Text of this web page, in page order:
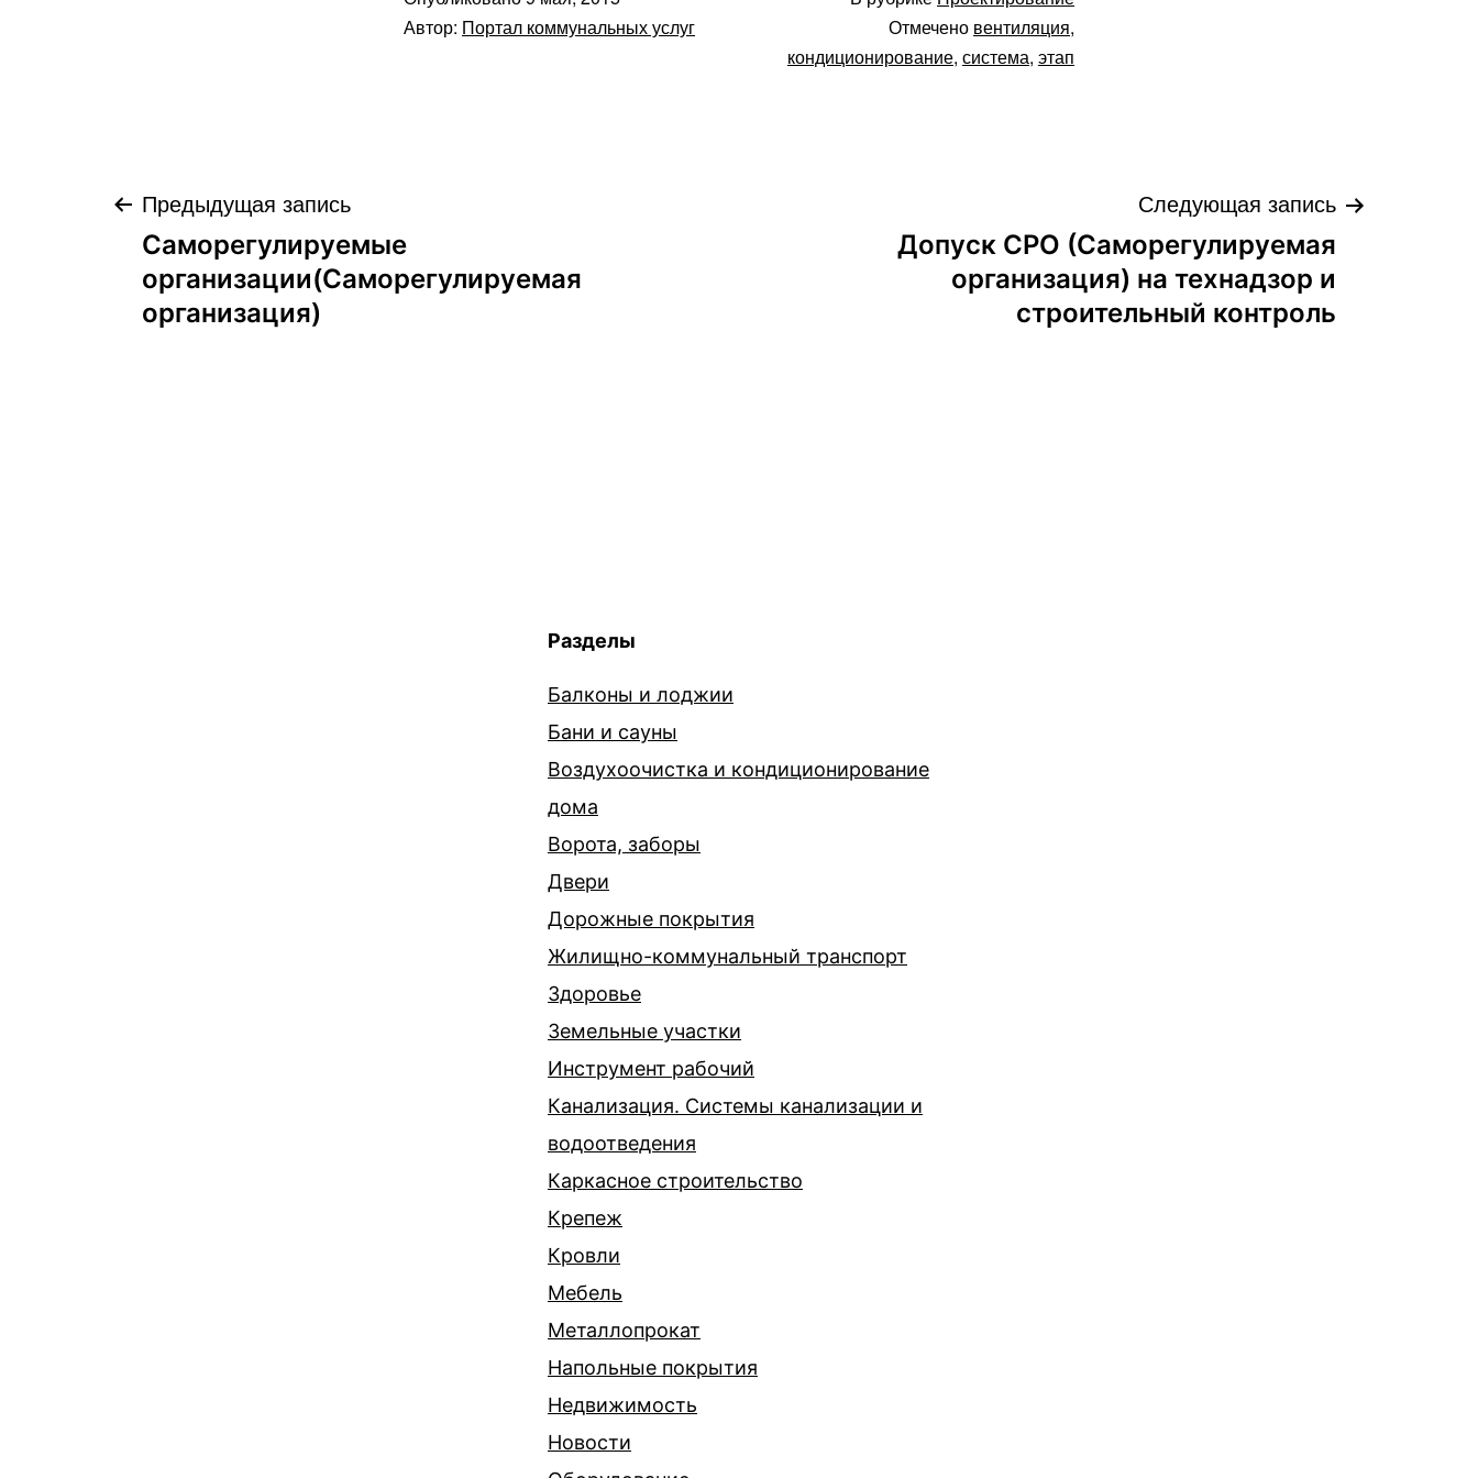
Автор: Портал коммунальных услуг
Отмечено вентиляция,
кондиционирование, система, этап
Навигация
по
Предыдущая запись
Саморегулируемые
организации(Саморегулируемая
организация)
Следующая запись
Допуск СРО (Саморегулируемая
организация) на технадзор и
строительный контроль
Разделы
Балконы и лоджии
Бани и сауны
Воздухоочистка и кондиционирование
дома
Ворота, заборы
Двери
Дорожные покрытия
Жилищно-коммунальный транспорт
Здоровье
Земельные участки
Инструмент рабочий
Канализация. Системы канализации и
водоотведения
Каркасное строительство
Крепеж
Кровли
Мебель
Металлопрокат
Напольные покрытия
Недвижимость
Новости